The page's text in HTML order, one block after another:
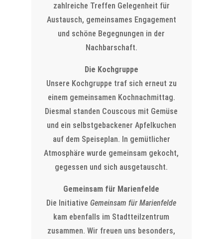
zahlreiche Treffen Gelegenheit für
Austausch, gemeinsames Engagement
und schöne Begegnungen in der
Nachbarschaft.
Die Kochgruppe
Unsere Kochgruppe traf sich erneut zu
einem gemeinsamen Kochnachmittag.
Diesmal standen Couscous mit Gemüse
und ein selbstgebackener Apfelkuchen
auf dem Speiseplan. In gemütlicher
Atmosphäre wurde gemeinsam gekocht,
gegessen und sich ausgetauscht.
Gemeinsam für Marienfelde
Die InitiativeGemeinsam für Marienfelde
kam ebenfalls im Stadtteilzentrum
zusammen. Wir freuen uns besonders,